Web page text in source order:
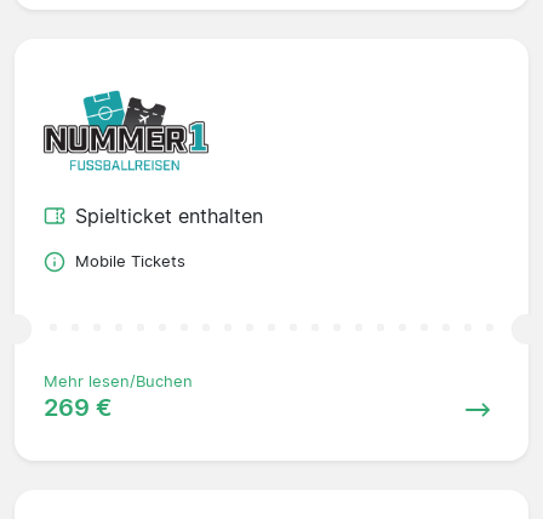
Spielticket enthalten
Mobile Tickets
Mehr lesen/Buchen
269 €